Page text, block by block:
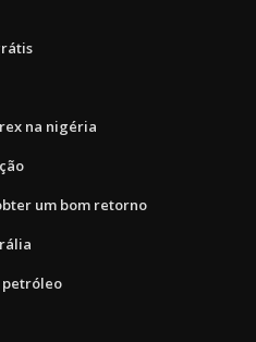
na nigéria
um bom retorno
petróleo